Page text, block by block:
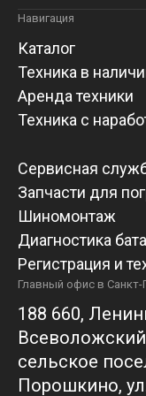
Навигация
Каталог
Техника в
Аренда техники
Техника с
Сервисная
Запчасти для
Шиномонтаж
Диагностика
Регистрация и
Главный офис в Санкт-
188 660,
сельское
Порошкино,